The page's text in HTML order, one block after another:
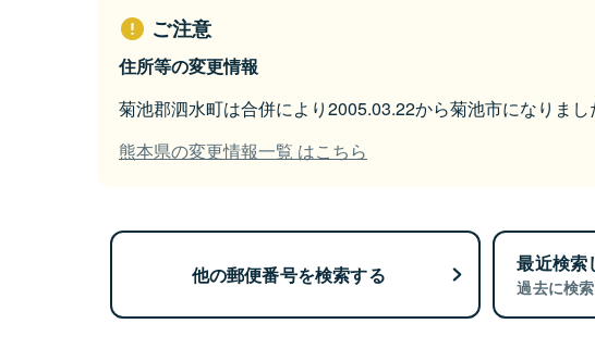
ご注意
住所等の変更情報
菊池郡泗水町は合併により2005.03.22から菊池市になりまし
熊本県の変更情報一覧 はこちら
他の郵便番号を検索する 最近検索
過去に検